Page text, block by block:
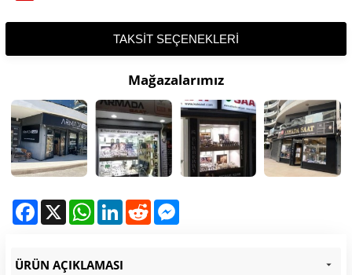
TAKSIT SEÇENEKLERI
Mağazalarımız
Facebook
X WhatsAppLinkedInReddit
ÜRÜN AÇIKLAMASI